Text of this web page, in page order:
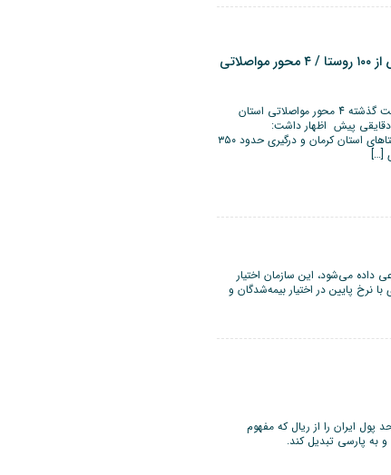
۳۵۰ خانوار روستایی در سیلاب / امدادرسانی به بیش از ۱۰۰ روستا / ۴ محور مواصلاتی
معاون عمرانی استاندار کرمان گفت: بر اثر بارندگی‌های 48 ساعت گذشته 4 محور مواصلاتی استان
دقایقی پیش اظهار داشت:
بارندگی‌های ۴۸ ساعته گذشته موجب آبگرفتگی تعدادی از روستاهای استان کرمان و درگیری حدود ۳۵۰
[…]
می‌شود، این سازمان اختیار
نرخ پایین در اختیار بیمه‌شدگان و
پول ایران را از ریال که مفهوم
به پارسی تبدیل کند.